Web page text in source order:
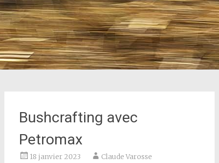
Bushcrafting avec
Petromax
18 janvier 2023 Claude Varosse